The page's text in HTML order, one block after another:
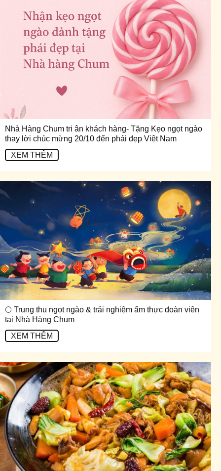
Nhà Hàng Chum tri ân khách hàng- Tặng Kẹo ngọt ngào
thay lời chúc mừng 20/10 đến phái đẹp Việt Nam
XEM THÊM
🌕 Trung thu ngọt ngào & trải nghiệm ẩm thực đoàn viên
tại Nhà Hàng Chum
XEM THÊM